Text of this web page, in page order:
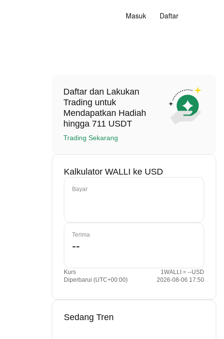
Masuk Daftar
Daftar dan Lakukan
Trading untuk
Mendapatkan Hadiah
hingga 711 USDT
Trading Sekarang
Kalkulator WALLI ke USD
Bayar
Terima
Kurs
1WALLI = --USD
Diperbarui (UTC+00:00)
2026-08-06 17:50
Sedang Tren